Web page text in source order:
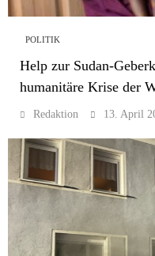
POLITIK
Help zur Sudan-
humanitäre Krise der
Redaktion 13. April